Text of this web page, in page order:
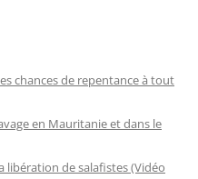
chances de repentance à tout
en Mauritanie et dans le
libération de salafistes (Vidéo